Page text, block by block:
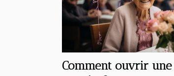
Comment ouvrir